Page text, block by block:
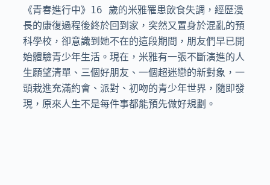
《青春進行中》16 歲的米雅罹患飲食失調，經歷漫
長的康復過程後終於回到家，突然又置身於混亂的預
科學校，卻意識到她不在的這段期間，朋友們早已開
始體驗青少年生活。現在，米雅有一張不斷演進的人
生願望清單、三個好朋友、一個超迷戀的新對象，一
頭栽進充滿約會、派對、初吻的青少年世界，隨即發
現，原來人生不是每件事都能預先做好規劃。